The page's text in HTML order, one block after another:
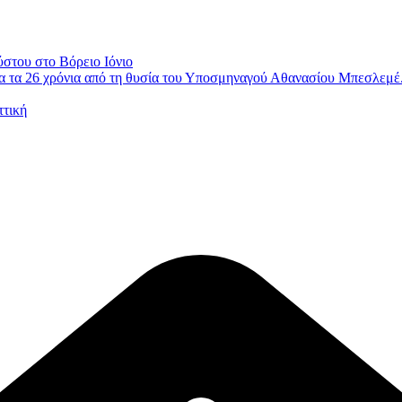
στο Βόρειο Ιόνιο
26 χρόνια από τη θυσία του Υποσμηναγού Αθανασίου